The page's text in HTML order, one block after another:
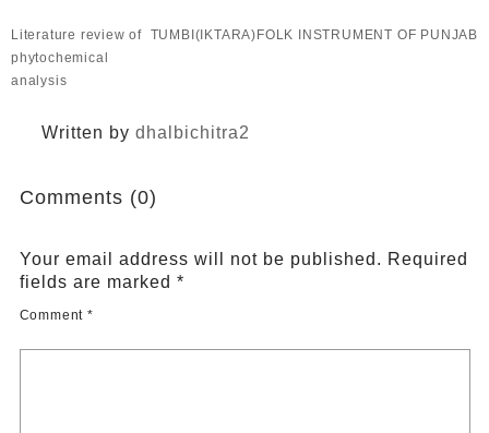
Literature review of
phytochemical
analysis
TUMBI(IKTARA)FOLK INSTRUMENT OF PUNJAB
Written by dhalbichitra2
Comments (0)
Your email address will not be published. Required
fields are marked *
Comment *